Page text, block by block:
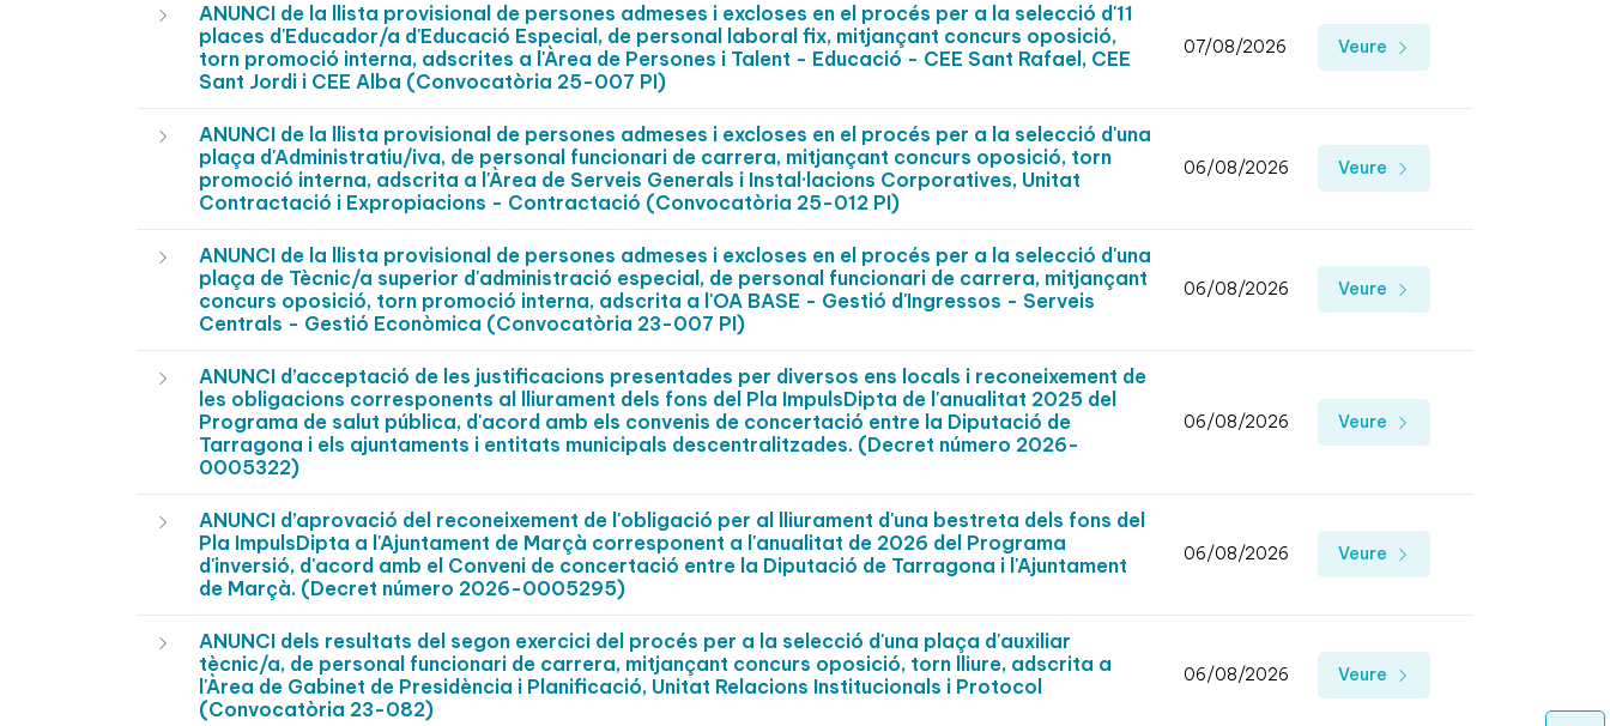
ANUNCI de la llista provisional de persones admeses i excloses en el procés per a la selecció d'11
places d'Educador/a d'Educació Especial, de personal laboral fix, mitjançant concurs oposició,
torn promoció interna, adscrites a l'Àrea de Persones i Talent - Educació - CEE Sant Rafael, CEE
Sant Jordi i CEE Alba (Convocatòria 25-007 PI)
07/08/2026 Veure
ANUNCI de la llista provisional de persones admeses i excloses en el procés per a la selecció d'una
plaça d'Administratiu/iva, de personal funcionari de carrera, mitjançant concurs oposició, torn
promoció interna, adscrita a l'Àrea de Serveis Generals i Instal·lacions Corporatives, Unitat
Contractació i Expropiacions - Contractació (Convocatòria 25-012 PI)
06/08/2026 Veure
ANUNCI de la llista provisional de persones admeses i excloses en el procés per a la selecció d'una
plaça de Tècnic/a superior d'administració especial, de personal funcionari de carrera, mitjançant
concurs oposició, torn promoció interna, adscrita a l'OA BASE - Gestió d'Ingressos - Serveis
Centrals - Gestió Econòmica (Convocatòria 23-007 PI)
06/08/2026 Veure
ANUNCI d’acceptació de les justificacions presentades per diversos ens locals i reconeixement de
les obligacions corresponents al lliurament dels fons del Pla ImpulsDipta de l'anualitat 2025 del
Programa de salut pública, d'acord amb els convenis de concertació entre la Diputació de
Tarragona i els ajuntaments i entitats municipals descentralitzades. (Decret número 2026-
0005322)
06/08/2026 Veure
ANUNCI d’aprovació del reconeixement de l'obligació per al lliurament d'una bestreta dels fons del
Pla ImpulsDipta a l'Ajuntament de Marçà corresponent a l'anualitat de 2026 del Programa
d'inversió, d'acord amb el Conveni de concertació entre la Diputació de Tarragona i l'Ajuntament
de Marçà. (Decret número 2026-0005295)
06/08/2026 Veure
ANUNCI dels resultats del segon exercici del procés per a la selecció d'una plaça d'auxiliar
tècnic/a, de personal funcionari de carrera, mitjançant concurs oposició, torn lliure, adscrita a
l'Àrea de Gabinet de Presidència i Planificació, Unitat Relacions Institucionals i Protocol
(Convocatòria 23-082)
06/08/2026 Veure